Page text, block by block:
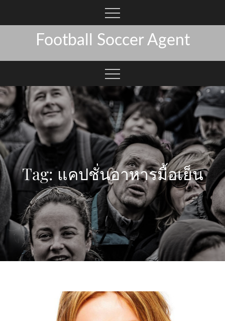
Football Soccer Agent
Tag:แคปชั่นอาหารมื้อเย็น